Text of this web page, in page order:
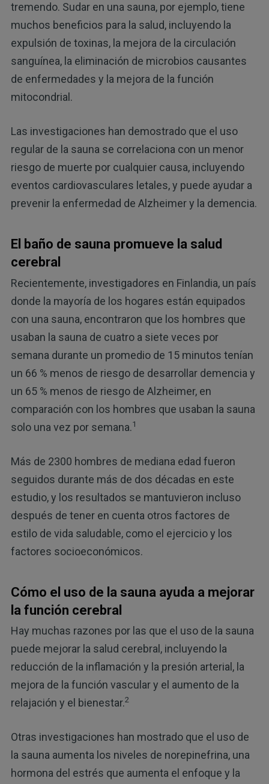
tremendo. Sudar en una sauna, por ejemplo, tiene
muchos beneficios para la salud, incluyendo la
expulsión de toxinas, la mejora de la circulación
sanguínea, la eliminación de microbios causantes
de enfermedades y la mejora de la función
mitocondrial.
Las investigaciones han demostrado que el uso
regular de la sauna se correlaciona con un menor
riesgo de muerte por cualquier causa, incluyendo
eventos cardiovasculares letales, y puede ayudar a
prevenir la enfermedad de Alzheimer y la demencia.
El baño de sauna promueve la salud
cerebral
Recientemente, investigadores en Finlandia, un país
donde la mayoría de los hogares están equipados
con una sauna, encontraron que los hombres que
usaban la sauna de cuatro a siete veces por
semana durante un promedio de 15 minutos tenían
un 66 % menos de riesgo de desarrollar demencia y
un 65 % menos de riesgo de Alzheimer, en
comparación con los hombres que usaban la sauna
solo una vez por semana.1
Más de 2300 hombres de mediana edad fueron
seguidos durante más de dos décadas en este
estudio, y los resultados se mantuvieron incluso
después de tener en cuenta otros factores de
estilo de vida saludable, como el ejercicio y los
factores socioeconómicos.
Cómo el uso de la sauna ayuda a mejorar
la función cerebral
Hay muchas razones por las que el uso de la sauna
puede mejorar la salud cerebral, incluyendo la
reducción de la inflamación y la presión arterial, la
mejora de la función vascular y el aumento de la
relajación y el bienestar.2
Otras investigaciones han mostrado que el uso de
la sauna aumenta los niveles de norepinefrina, una
hormona del estrés que aumenta el enfoque y la